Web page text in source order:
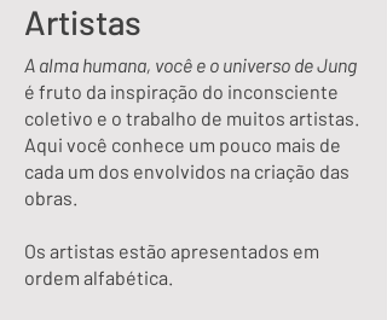
Artistas
A alma humana, você e o universo de Jung
é fruto da inspiração do inconsciente
coletivo e o trabalho de muitos artistas.
Aqui você conhece um pouco mais de
cada um dos envolvidos na criação das
obras.
Os artistas estão apresentados em
ordem alfabética.